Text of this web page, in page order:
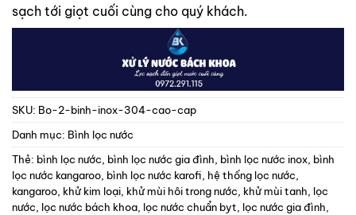
sạch tới giọt cuối cùng cho quý khách.
SKU: Bo-2-binh-inox-304-cao-cap
Danh mục: Bình lọc nước
Thẻ: bình lọc nước, bình lọc nước gia đình, bình lọc nước inox, bình
lọc nước kangaroo, bình lọc nước karofi, hệ thống lọc nước,
kangaroo, khử kim loại, khử mùi hôi trong nước, khử mùi tanh, lọc
nước, lọc nước bách khoa, lọc nước chuẩn byt, lọc nước gia đình,